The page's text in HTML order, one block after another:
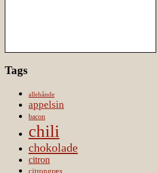
Tags
allehånde
appelsin
bacon
chili
chokolade
citron
citrongræs